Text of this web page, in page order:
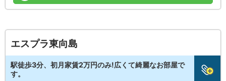
エスプラ東向島
駅徒歩3分、初月家賃2万円のみ!広くて綺麗なお部屋で
す。